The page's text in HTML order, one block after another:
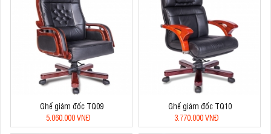
Ghế giám đốc TQ09
5.060.000 VNĐ
Ghế giám đốc TQ10
3.770.000 VNĐ